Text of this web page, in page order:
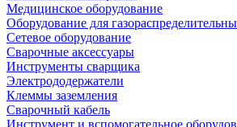
Медицинское оборудование
Оборудование для
Сетевое оборудование
Сварочные аксессуары
Инструменты сварщика
Электрододержатели
Клеммы заземления
Сварочный кабель
Инструмент и вспомогательное